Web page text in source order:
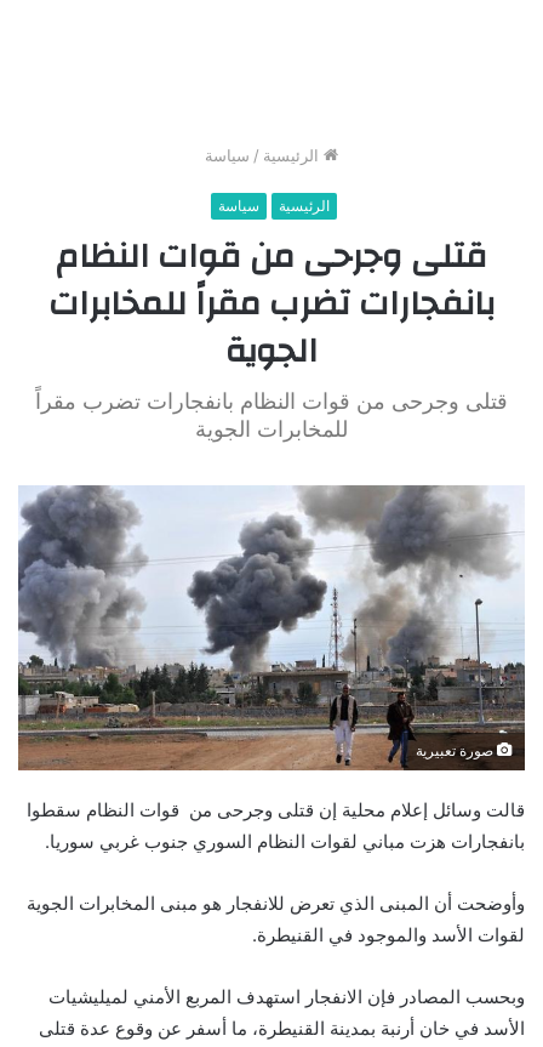
الرئيسية / سياسة
الرئيسية سياسة
قتلى وجرحى من قوات النظام
بانفجارات تضرب مقراً للمخابرات
الجوية
قتلى وجرحى من قوات النظام بانفجارات تضرب مقراً
للمخابرات الجوية
صورة تعبيرية
قالت وسائل إعلام محلية إن قتلى وجرحى من قوات النظام سقطوا
بانفجارات هزت مباني لقوات النظام السوري جنوب غربي سوريا.
وأوضحت أن المبنى الذي تعرض للانفجار هو مبنى المخابرات الجوية
لقوات الأسد والموجود في القنيطرة.
وبحسب المصادر فإن الانفجار استهدف المربع الأمني لميليشيات
الأسد في خان أرنبة بمدينة القنيطرة، ما أسفر عن وقوع عدة قتلى